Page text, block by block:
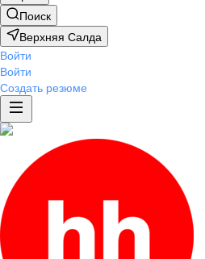
Поиск
Верхняя Салда
Войти
Войти
Создать резюме